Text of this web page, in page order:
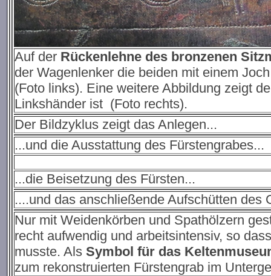
Auf der Rückenlehne des bronzenen
der Wagenlenker die beiden mit einem
(Foto links). Eine weitere Abbildung zeigt
Linkshänder ist (Foto rechts).
Der Bildzyklus zeigt das Anlegen...
...und die Ausstattung des Fürstengrabes...
...die Beisetzung des Fürsten...
....und das anschließende Aufschütten des
Nur mit Weidenkörben und Spathölzern
recht aufwendig und arbeitsintensiv, so
musste. Als Symbol für das
zum rekonstruierten Fürstengrab im